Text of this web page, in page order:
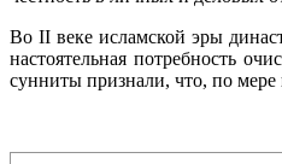
Во II веке исламской эры
настоятельная потребность
сунниты признали, что, по мере